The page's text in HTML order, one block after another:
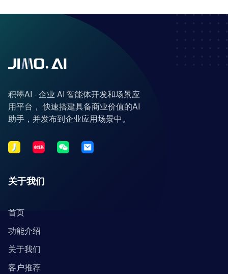
积墨AI - 企业 AI 智能体开发和场景应
用平台， 快速搭建具备商业价值的AI
助手，并发布到企业应用场景中。
关于我们
首页
功能介绍
关于我们
客户推荐